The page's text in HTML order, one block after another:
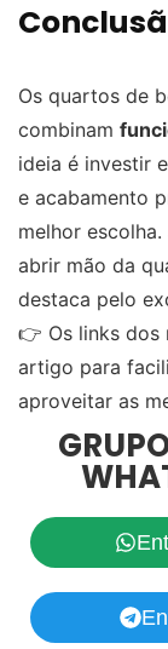
Os quartos de
combinam
ideia é investir
e acabamento
melhor
abrir mão da
destaca pelo
👉 Os links dos
artigo para
aproveitar as